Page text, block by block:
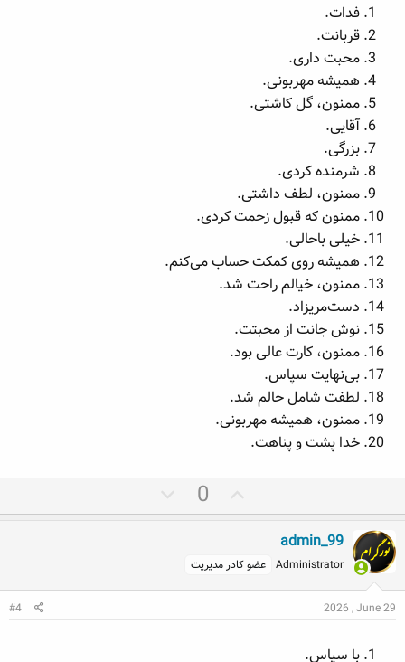
فدات.
قربانت.
محبت داری.
همیشه مهربونی.
ممنون، گل کاشتی.
آقایی.
بزرگی.
شرمنده کردی.
ممنون، لطف داشتی.
ممنون که قبول زحمت کردی.
خیلی باحالی.
همیشه روی کمکت حساب می‌کنم.
ممنون، خیالم راحت شد.
دست‌مریزاد.
نوش جانت از محبتت.
ممنون، کارت عالی بود.
بی‌نهایت سپاس.
لطفت شامل حالم شد.
ممنون، همیشه مهربونی.
خدا پشت و پناهت.
ا
م
ب
0
ا
ف
admin_99
Administrator عضو کادر مدیریت
2026 , June 29
#4
با سپاس.